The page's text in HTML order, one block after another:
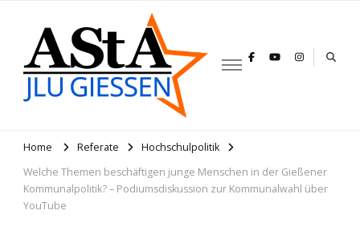
Home Referate
Hochschulpolitik
Welche Themen beschäftigen junge Menschen in der Gießener
Kommunalpolitik? – Podiumsdiskussion zur Kommunalwahl über
YouTube